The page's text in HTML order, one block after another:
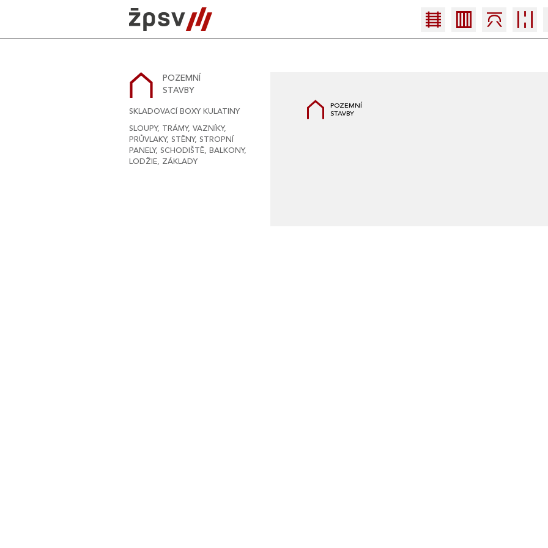
POZEMNÍ
STAVBY
SKLADOVACÍ BOXY KULATINY
SLOUPY, TRÁMY, VAZNÍKY,
PRŮVLAKY, STĚNY, STROPNÍ
PANELY, SCHODIŠTĚ, BALKONY,
LODŽIE, ZÁKLADY
POZEMNÍ
STAVBY